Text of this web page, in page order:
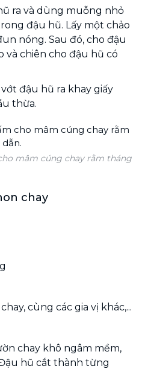
ra và dùng muỗng nhỏ
đậu hũ. Lấy một chảo
nóng. Sau đó, cho đậu
và chiên cho đậu hũ có
đậu hũ ra khay giấy
thừa.
mâm cúng chay rằm tháng
chay
cùng các gia vị khác,...
chay khô ngâm mềm,
hũ cắt thành từng